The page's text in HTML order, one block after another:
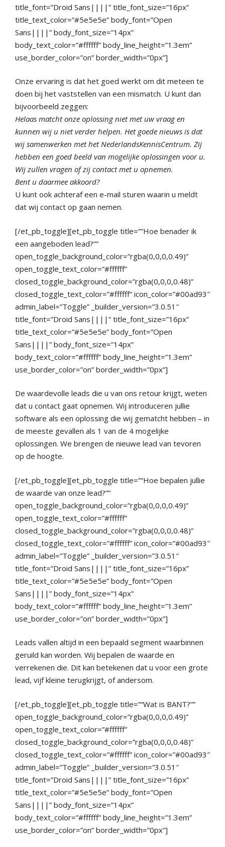
title_font=”Droid Sans||||” title_font_size=”16px”
title_text_color=”#5e5e5e” body_font=”Open
Sans||||” body_font_size=”14px”
body_text_color=”#ffffff” body_line_height=”1.3em”
use_border_color=”on” border_width=”0px”]
Onze ervaring is dat het goed werkt om dit meteen te
doen bij het vaststellen van een mismatch. U kunt dan
bijvoorbeeld zeggen:
Helaas matcht onze oplossing niet met uw vraag en
kunnen wij u niet verder helpen. Het goede nieuws is dat
wij samenwerken met het NederlandsKennisCentrum. Zij
hebben een goed beeld van mogelijke oplossingen voor u.
Wij zullen vragen of zij contact met u opnemen.
Bent u daarmee akkoord?
U kunt ook achteraf een e-mail sturen waarin u meldt
dat wij contact op gaan nemen.
[/et_pb_toggle][et_pb_toggle title=”“Hoe benader ik
een aangeboden lead?””
open_toggle_background_color=”rgba(0,0,0,0.49)”
open_toggle_text_color=”#ffffff”
closed_toggle_background_color=”rgba(0,0,0,0.48)”
closed_toggle_text_color=”#ffffff” icon_color=”#00ad93″
admin_label=”Toggle” _builder_version=”3.0.51″
title_font=”Droid Sans||||” title_font_size=”16px”
title_text_color=”#5e5e5e” body_font=”Open
Sans||||” body_font_size=”14px”
body_text_color=”#ffffff” body_line_height=”1.3em”
use_border_color=”on” border_width=”0px”]
De waardevolle leads die u van ons retour krijgt, weten
dat u contact gaat opnemen. Wij introduceren jullie
software als een oplossing die wij gematcht hebben – in
de meeste gevallen als 1 van de 4 mogelijke
oplossingen. We brengen de nieuwe lead van tevoren
op de hoogte.
[/et_pb_toggle][et_pb_toggle title=”“Hoe bepalen jullie
de waarde van onze lead?””
open_toggle_background_color=”rgba(0,0,0,0.49)”
open_toggle_text_color=”#ffffff”
closed_toggle_background_color=”rgba(0,0,0,0.48)”
closed_toggle_text_color=”#ffffff” icon_color=”#00ad93″
admin_label=”Toggle” _builder_version=”3.0.51″
title_font=”Droid Sans||||” title_font_size=”16px”
title_text_color=”#5e5e5e” body_font=”Open
Sans||||” body_font_size=”14px”
body_text_color=”#ffffff” body_line_height=”1.3em”
use_border_color=”on” border_width=”0px”]
Leads vallen altijd in een bepaald segment waarbinnen
geruild kan worden. Wij bepalen de waarde en
verrekenen die. Dit kan betekenen dat u voor een grote
lead, vijf kleine terugkrijgt, of andersom.
[/et_pb_toggle][et_pb_toggle title=”“Wat is BANT?””
open_toggle_background_color=”rgba(0,0,0,0.49)”
open_toggle_text_color=”#ffffff”
closed_toggle_background_color=”rgba(0,0,0,0.48)”
closed_toggle_text_color=”#ffffff” icon_color=”#00ad93″
admin_label=”Toggle” _builder_version=”3.0.51″
title_font=”Droid Sans||||” title_font_size=”16px”
title_text_color=”#5e5e5e” body_font=”Open
Sans||||” body_font_size=”14px”
body_text_color=”#ffffff” body_line_height=”1.3em”
use_border_color=”on” border_width=”0px”]